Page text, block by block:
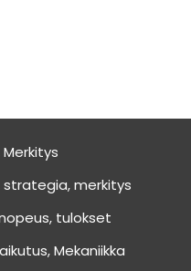
Merkitys
strategia, merkitys
tulokset
Mekaniikka